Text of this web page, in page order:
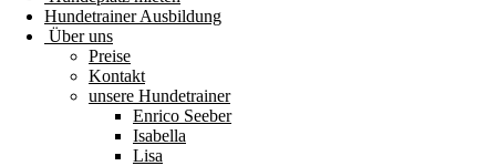
Hundetrainer Ausbildung
Über uns
Preise
Kontakt
unsere Hundetrainer
Enrico Seeber
Isabella
Lisa